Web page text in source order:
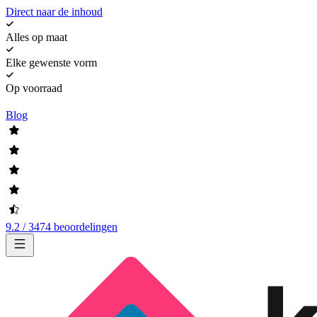
Direct naar de inhoud
Alles op maat
Elke gewenste vorm
Op voorraad
Blog
9.2 / 3474 beoordelingen